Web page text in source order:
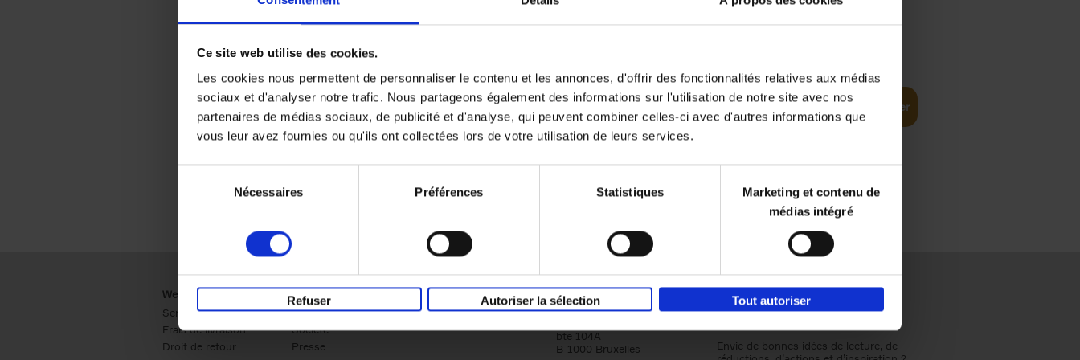
Ce site web utilise des cookies.
Les cookies nous permettent de personnaliser le contenu et les annonces, d'offrir des fonctionnalités relatives aux médias
sociaux et d'analyser notre trafic. Nous partageons également des informations sur l'utilisation de notre site avec nos
partenaires de médias sociaux, de publicité et d'analyse, qui peuvent combiner celles-ci avec d'autres informations que
vous leur avez fournies ou qu'ils ont collectées lors de votre utilisation de leurs services.
Nécessaires Préférences Statistiques
Marketing et contenu de
médias intégré
Refuser Autoriser la sélection Tout autoriser
Planning to Promoting
Clo Willaerts
Couverture souple
352 Ajouter au panier
Webshop
Service clients
Frais de livraison
Droit de retour
Business
Ventes
Société
Presse
Société
Qui sommes-nous?
Éditions Racine
Tour & Taxis
bte 104A
B-1000 Bruxelles
Envie de bonnes idées de lecture, de